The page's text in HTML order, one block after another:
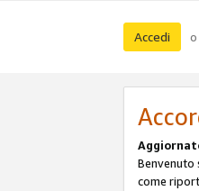
Accedi o
Benvenuto
come